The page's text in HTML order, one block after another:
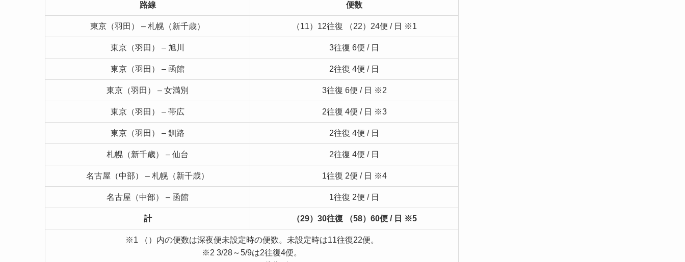
路線 便数
東京（羽田） – 札幌（新千歳） （11）12往復 （22）24便 / 日 ※1
東京（羽田） – 旭川 3往復 6便 / 日
東京（羽田） – 函館 2往復 4便 / 日
東京（羽田） – 女満別 3往復 6便 / 日 ※2
東京（羽田） – 帯広 2往復 4便 / 日 ※3
東京（羽田） – 釧路 2往復 4便 / 日
札幌（新千歳） – 仙台 2往復 4便 / 日
名古屋（中部） – 札幌（新千歳） 1往復 2便 / 日 ※4
名古屋（中部） – 函館 1往復 2便 / 日
計 （29）30往復 （58）60便 / 日 ※5
※1 （）内の便数は深夜便未設定時の便数。未設定時は11往復22便。
※2 3/28～5/9は2往復4便。